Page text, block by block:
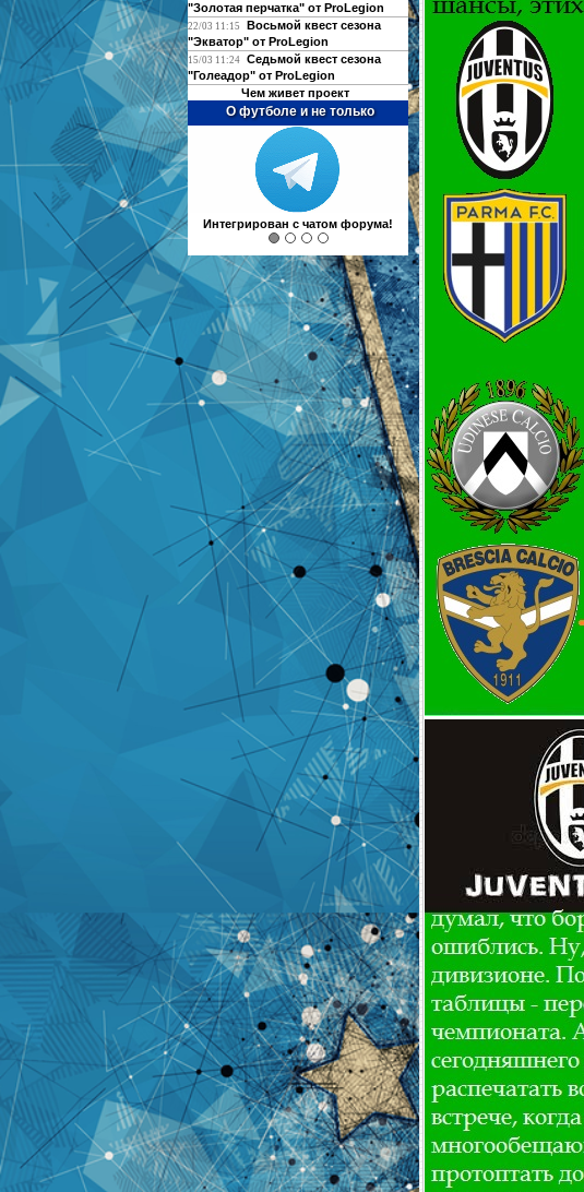
"Золотая перчатка" от ProLegion
22/03 11:15
Восьмой квест сезона
"Экватор" от ProLegion
15/03 11:24 Седьмой квест сезона
"Голеадор" от ProLegion
Чем живет проект
О футболе и не только
Интегрирован с чатом форума!